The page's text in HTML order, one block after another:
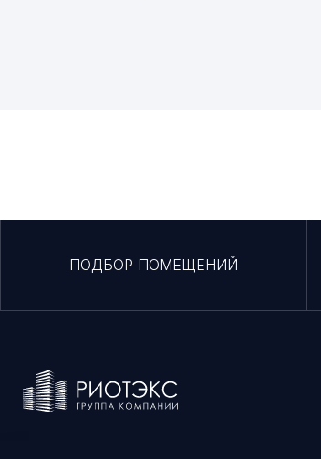
ПОДБОР ПОМЕЩЕНИЙ